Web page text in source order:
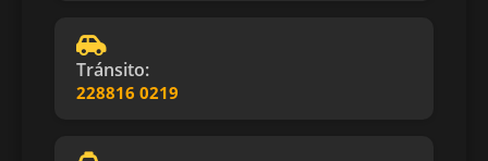
Tránsito:
228816 0219